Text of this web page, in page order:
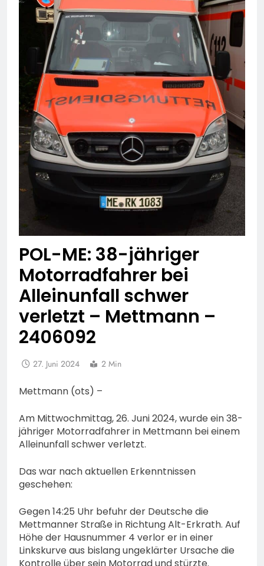
POL-ME: 38-jähriger
Motorradfahrer bei
Alleinunfall schwer
verletzt – Mettmann –
2406092
27. Juni 2024 2 Min
Mettmann (ots) –
Am Mittwochmittag, 26. Juni 2024, wurde ein 38-
jähriger Motorradfahrer in Mettmann bei einem
Alleinunfall schwer verletzt.
Das war nach aktuellen Erkenntnissen
geschehen:
Gegen 14:25 Uhr befuhr der Deutsche die
Mettmanner Straße in Richtung Alt-Erkrath. Auf
Höhe der Hausnummer 4 verlor er in einer
Linkskurve aus bislang ungeklärter Ursache die